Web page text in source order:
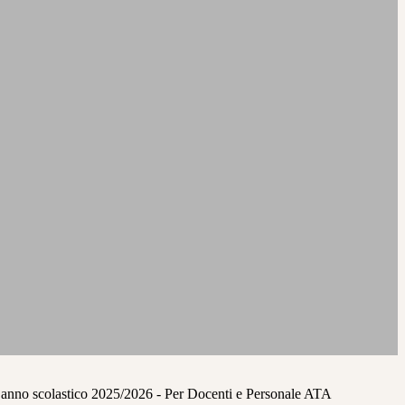
scolastico 2025/2026 - Per Docenti e Personale ATA